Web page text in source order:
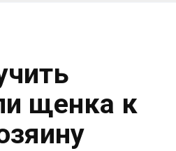
щенка к